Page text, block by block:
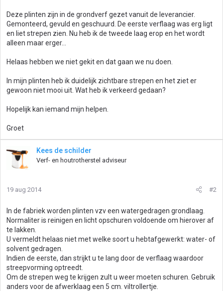
Deze plinten zijn in de grondverf gezet vanuit de leverancier.
Gemonteerd, gevuld en geschuurd. De eerste verflaag was erg ligt
en liet strepen zien. Nu heb ik de tweede laag erop en het wordt
alleen maar erger...
Helaas hebben we niet gekit en dat gaan we nu doen.
In mijn plinten heb ik duidelijk zichtbare strepen en het ziet er
gewoon niet mooi uit. Wat heb ik verkeerd gedaan?
Hopelijk kan iemand mijn helpen.
Groet
Kees de schilder
Verf- en houtrotherstel adviseur
19 aug 2014 #2
In de fabriek worden plinten vzv een watergedragen grondlaag.
Normaliter is reinigen en licht opschuren voldoende om hierover af
te lakken.
U vermeldt helaas niet met welke soort u hebtafgewerkt: water- of
solvent gedragen.
Indien de eerste, dan strijkt u te lang door de verflaag waardoor
streepvorming optreedt.
Om de strepen weg te krijgen zult u weer moeten schuren. Gebruik
anders voor de afwerklaag een 5 cm. viltrollertje.